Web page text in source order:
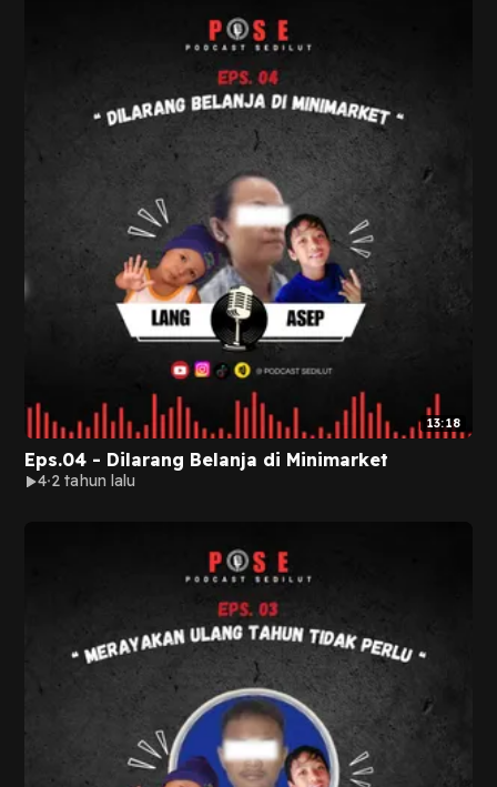
13:18
Eps.04 - Dilarang Belanja di Minimarket
4 2 tahun lalu